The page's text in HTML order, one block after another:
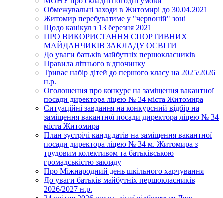
Обмежувальні заходи в Житомирі до 30.04.2021
Житомир перебуватиме у "червоній" зоні
Щодо канікул з 13 березня 2021
ПРО ВИКОРИСТАННЯ СПОРТИВНИХ
МАЙДАНЧИКІВ ЗАКЛАДУ ОСВІТИ
До уваги батьків майбутніх першокласників
Правила літнього відпочинку
Триває набір дітей до першого класу на 2025/2026
н.р.
Оголошення про конкурс на заміщення вакантної
посади директора ліцею № 34 міста Житомира
Ситуаційні завдання на конкурсний відбір на
заміщення вакантної посади директора ліцею № 34
міста Житомира
План зустрічі кандидатів на заміщення вакантної
посади директора ліцею № 34 м. Житомира з
трудовим колективом та батьківською
громадськістю закладу
Про Міжнародний день шкільного харчування
До уваги батьків майбутніх першокласників
2026/2027 н.р.